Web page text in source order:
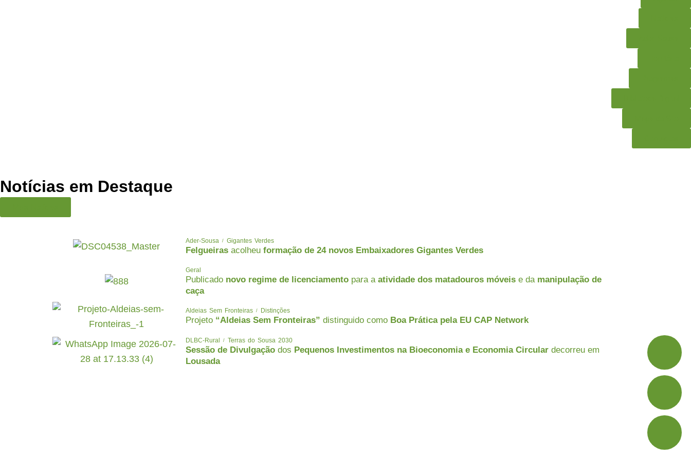
Notícias em Destaque
Ader-Sousa Gigantes Verdes
Felgueiras acolheuformação de 24 novos Embaixadores Gigantes Verdes
Geral
Publicado novo regime de licenciamento para aatividade dos matadouros móveis e da manipulação de
caça
Aldeias Sem Fronteiras Distinções
Projeto “Aldeias Sem Fronteiras” distinguido como Boa Prática pela EU CAP Network
DLBC-Rural Terras do Sousa 2030
Sessão de Divulgação dos Pequenos Investimentos na Bioeconomia e Economia Circular decorreu em
Lousada